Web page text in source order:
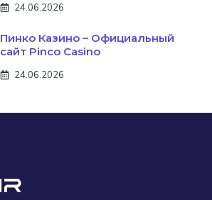
24.06.2026
Пинко Казино – Официальный
сайт Pinco Casino
24.06.2026